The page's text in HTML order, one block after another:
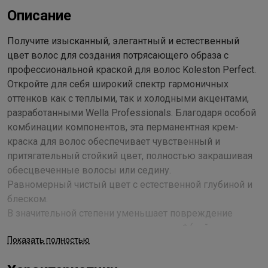
Описание
Получите изысканный, элегантный и естественный
цвет волос для создания потрясающего образа с
профессиональной краской для волос Koleston Perfect.
Откройте для себя широкий спектр гармоничных
оттенков как с теплыми, так и холодными акцентами,
разработанными Wella Professionals. Благодаря особой
комбинации компонентов, эта перманентная крем-
краска для волос обеспечивает чувственный и
притягательный стойкий цвет, полностью закрашивая
обесцвеченные волосы или седину.
Равномерный чистый цвет с естественной глубиной и
блеском.
В значительной степени уменьшает повреждение
частицы металлов, что снижает образование
Показать полностью